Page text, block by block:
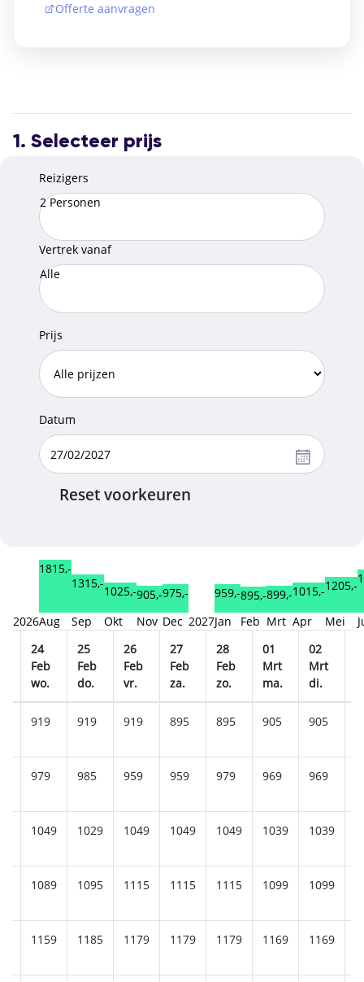
Offerte aanvragen
1. Selecteer prijs
Reizigers
2 Personen
Vertrek vanaf
Alle
Prijs
Datum
Reset voorkeuren
2026
1815,-
Aug
1315,-
Sep
1025,-
Okt
905,-
Nov
975,-
Dec 2027
959,-
Jan
895,-
Feb
899,-
Mrt
1015,-
Apr
1205,-
Mei
24
Feb
wo.
25
Feb
do.
26
Feb
vr.
27
Feb
za.
28
Feb
zo.
01
Mrt
ma.
02
Mrt
di.
919 919 919 895 895 905 905
979 985 959 959 979 969 969
1049 1029 1049 1049 1049 1039 1039
1089 1095 1115 1115 1115 1099 1099
1159 1185 1179 1179 1179 1169 1169